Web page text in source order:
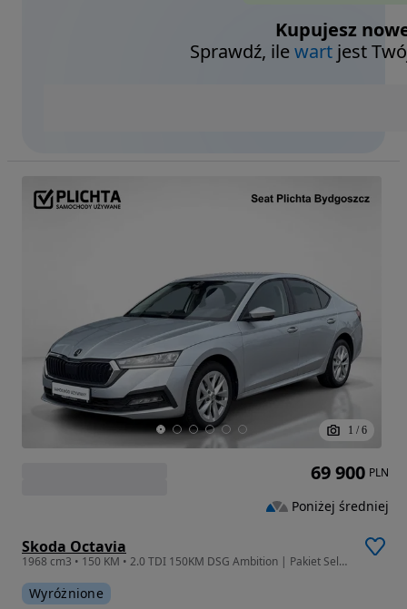
Kupujesz
Sprawdź, ilewart jest
1 / 6
Skoda Octavia
1968 cm3 • 150 KM • 2.0 TDI 150KM DSG Ambition | Pakiet Selection | Polski Salon | FV
Wyróżnione
69 900 PLN
Poniżej średniej